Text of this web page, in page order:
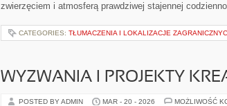
zwierzęciem i atmosferą prawdziwej stajennej
CATEGORIES: TŁUMACZENIA I LOKALIZACJE
WYZWANIA I PROJEKTY
POSTED BY ADMIN MAR - 20 - 2026 MOŻLIWOŚĆ